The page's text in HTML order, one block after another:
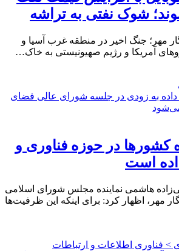
شوک نفتی به تراشه
مهر؛ جنگ اخیر در منطقه غرب آسیا و
آمریکا و رژیم صهیونیستی به خاک…
کشورها در حوزه فناوری و
است
هاشمی نماینده مجلس شورای اسلامی
مهر، اظهار کرد: برای اینکه این ظرفیت‌ها
> فناوری اطلاعات و ارتباطات